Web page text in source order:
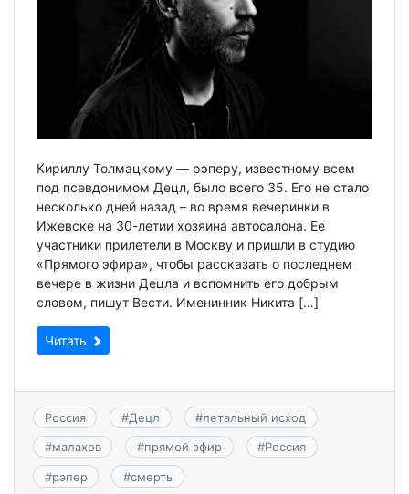
Кириллу Толмацкому — рэперу, известному всем
под псевдонимом Децл, было всего 35. Его не стало
несколько дней назад – во время вечеринки в
Ижевске на 30-летии хозяина автосалона. Ее
участники прилетели в Москву и пришли в студию
«Прямого эфира», чтобы рассказать о последнем
вечере в жизни Децла и вспомнить его добрым
словом, пишут Вести. Именинник Никита […]
Читать
Россия #Децл #летальный исход
#малахов #прямой эфир #Россия
#рэпер #смерть